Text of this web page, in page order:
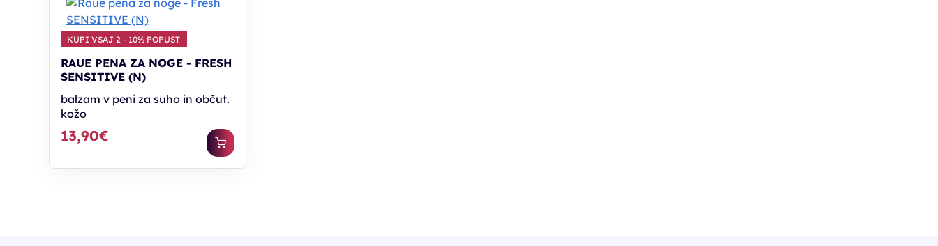
KUPI VSAJ 2 - 10% POPUST
RAUE PENA ZA NOGE - FRESH
SENSITIVE (N)
balzam v peni za suho in občut.
kožo
13,90€